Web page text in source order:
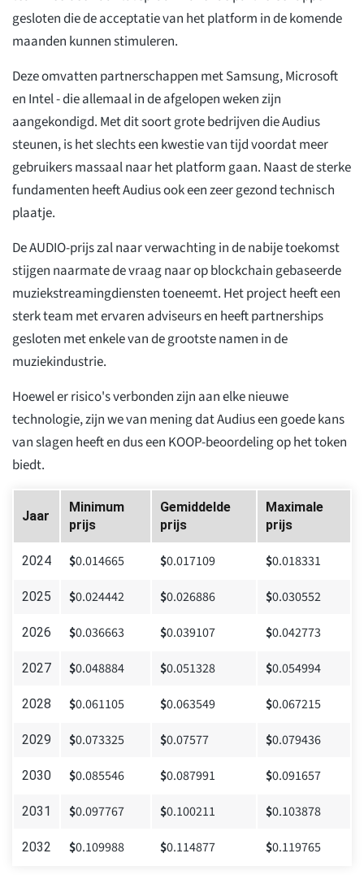
gesloten die de acceptatie van het platform in de komende
maanden kunnen stimuleren.
Deze omvatten partnerschappen met Samsung, Microsoft
en Intel - die allemaal in de afgelopen weken zijn
aangekondigd. Met dit soort grote bedrijven die Audius
steunen, is het slechts een kwestie van tijd voordat meer
gebruikers massaal naar het platform gaan. Naast de sterke
fundamenten heeft Audius ook een zeer gezond technisch
plaatje.
De AUDIO-prijs zal naar verwachting in de nabije toekomst
stijgen naarmate de vraag naar op blockchain gebaseerde
muziekstreamingdiensten toeneemt. Het project heeft een
sterk team met ervaren adviseurs en heeft partnerships
gesloten met enkele van de grootste namen in de
muziekindustrie.
Hoewel er risico's verbonden zijn aan elke nieuwe
technologie, zijn we van mening dat Audius een goede kans
van slagen heeft en dus een KOOP-beoordeling op het token
biedt.
Jaar
Minimum
prijs
Gemiddelde
prijs
Maximale
prijs
2024 $0.014665 $0.017109 $0.018331
2025 $0.024442 $0.026886 $0.030552
2026 $0.036663 $0.039107 $0.042773
2027 $0.048884 $0.051328 $0.054994
2028 $0.061105 $0.063549 $0.067215
2029 $0.073325 $0.07577 $0.079436
2030 $0.085546 $0.087991 $0.091657
2031 $0.097767 $0.100211 $0.103878
2032 $0.109988 $0.114877 $0.119765